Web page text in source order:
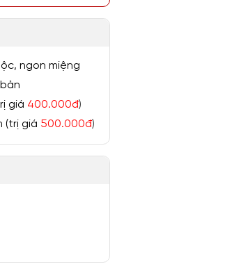
ngon miệng
giá 400.000đ)
(trị giá 500.000đ)